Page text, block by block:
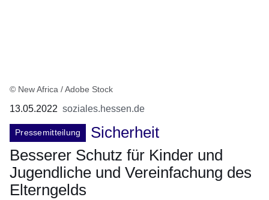
© New Africa / Adobe Stock
13.05.2022 soziales.hessen.de
Pressemitteilung
Sicherheit
Besserer Schutz für Kinder und
Jugendliche und Vereinfachung des
Elterngelds